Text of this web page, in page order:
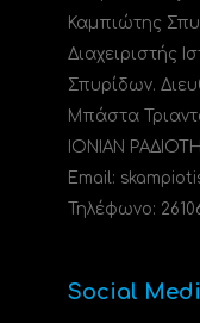
Καμπιώτης
Διαχειριστής
Σπυρίδων.
Μπάστα
ΙΟΝΙΑΝ
Email:
Τηλέφωνο:
Social